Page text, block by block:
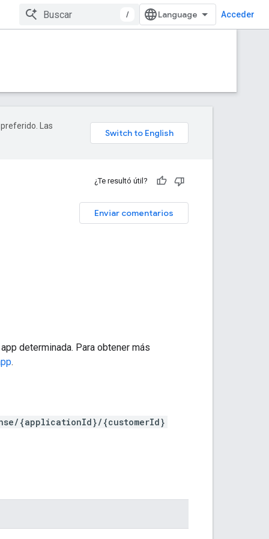
/ Acceder
Las
¿Te resultó útil?
Enviar comentarios
determinada. Para obtener más
.
{applicationId}/{customerId}